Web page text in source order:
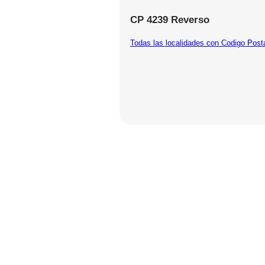
CP 4239 Reverso
Todas las localidades con Codigo